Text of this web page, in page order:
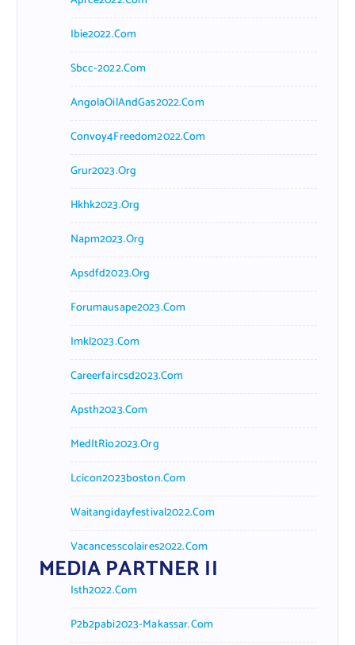
Ibie2022.com
Sbcc-2022.com
AngolaOilAndGas2022.com
Convoy4Freedom2022.com
Grur2023.org
Hkhk2023.org
Napm2023.org
Apsdfd2023.org
Forumausape2023.com
Imkl2023.com
Careerfaircsd2023.com
Apsth2023.com
MedItRio2023.org
Lcicon2023boston.com
Waitangidayfestival2022.com
Vacancesscolaires2022.com
MEDIA PARTNER II
Isth2022.com
P2b2pabi2023-Makassar.com